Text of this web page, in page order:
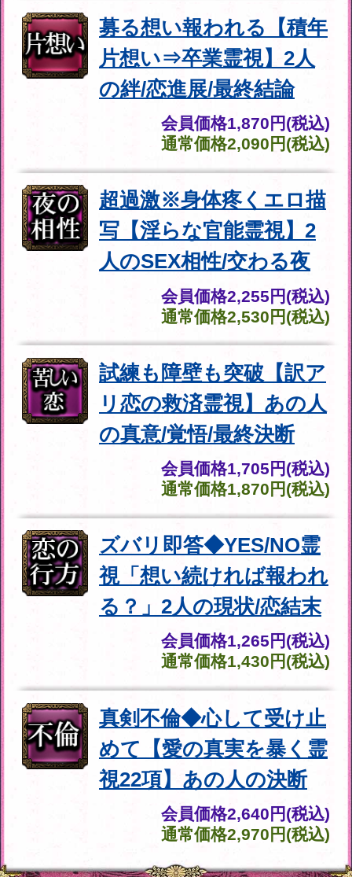
全バレ不可避※心の奥ま
で視破る恋霊視20項◆あ
の人の欲望/嫉妬/愛情
2,530円(税込)
2,860円(税込)
真剣不倫◆心して受け止
めて【愛の真実を暴く霊
視22項】あの人の決断
2,640円(税込)
通常価格2,970円(税込)
超過激※身体疼くエロ描
人のSEX相性/交わる夜
会員価格2,255円(税込)
通常価格2,530円(税込)
募る想い報われる【積年
片想い⇒卒業霊視】2人
の絆/恋進展/最終結論
会員価格1,870円(税込)
試練も障壁も突破【訳ア
リ恋の救済霊視】あの人
会員価格1,705円(税込)
通常価格1,870円(税込)
復縁◆離れた愛を呼び戻
す【2人の“絆”修復霊
視】あの人の未練/再会
会員価格 1,760円(税込)
ズバリ即答◆YES/NO霊
視「想い続ければ報われ